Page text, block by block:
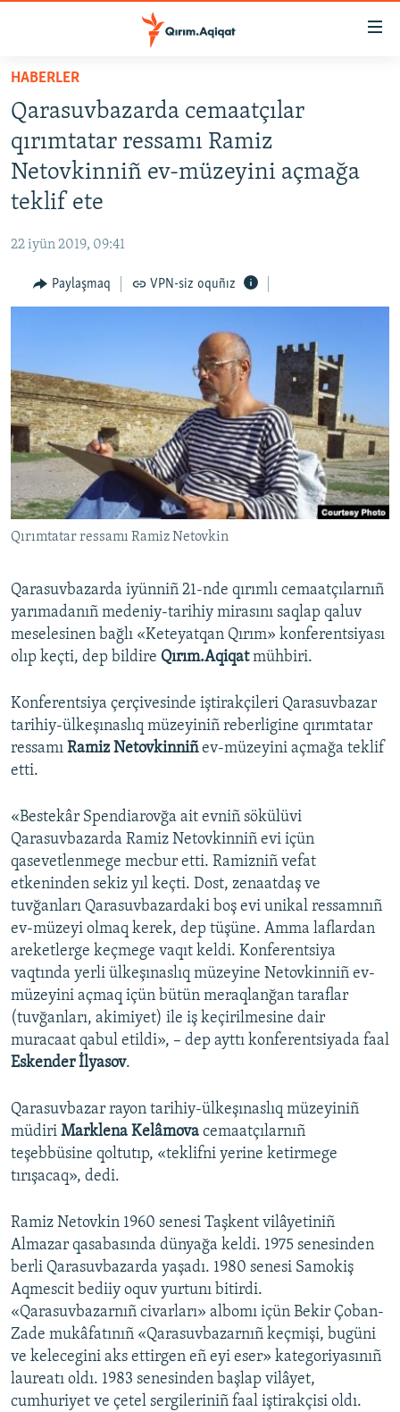
Esas
qaytmaq
Baş
navigatsiyağa
qaytmaq
Qıdıruvğa
SİYASET
İQTİSADİYAT
CEMİYET
İNSAN AQLARI
VİDEO
FİKİR
Русский
Українською
QOŞULIÑIZ!
RFE/RS bütün saytları
HABERLER
Qarasuvbazarda cemaatçılar
qırımtatar ressamı Ramiz
Netovkinniñ ev-müzeyini açmağa
teklif ete
22 iyün 2019, 09:41
Paylaşmaq VPN-siz oquñız
Qırımtatar ressamı Ramiz Netovkin
Qarasuvbazarda iyünniñ 21-nde qırımlı cemaatçılarnıñ
yarımadanıñ medeniy-tarihiy mirasını saqlap qaluv
meselesinen bağlı «Keteyatqan Qırım» konferentsiyası
olıp keçti, dep bildire Qırım.Aqiqatmühbiri.
Konferentsiya çerçivesinde iştirakçileri Qarasuvbazar
tarihiy-ülkeşınaslıq müzeyiniñ reberligine qırımtatar
ressamı Ramiz Netovkinniñev-müzeyini açmağa teklif
etti.
«Bestekâr Spendiarovğa ait evniñ sökülüvi
Qarasuvbazarda Ramiz Netovkinniñ evi içün
qasevetlenmege mecbur etti. Ramizniñ vefat
etkeninden sekiz yıl keçti. Dost, zenaatdaş ve
tuvğanları Qarasuvbazardaki boş evi unikal ressamnıñ
ev-müzeyi olmaq kerek, dep tüşüne. Amma laflardan
areketlerge keçmege vaqıt keldi. Konferentsiya
vaqtında yerli ülkeşınaslıq müzeyine Netovkinniñ ev-
müzeyini açmaq içün bütün meraqlanğan taraflar
(tuvğanları, akimiyet) ile iş keçirilmesine dair
muracaat qabul etildi», – dep ayttı konferentsiyada faal
Eskender İlyasov.
Qarasuvbazar rayon tarihiy-ülkeşınaslıq müzeyiniñ
müdiri Marklena Kelâmova cemaatçılarnıñ
teşebbüsine qoltutıp, «teklifni yerine ketirmege
tırışacaq», dedi.
Ramiz Netovkin 1960 senesi Taşkent vilâyetiniñ
Almazar qasabasında dünyağa keldi. 1975 senesinden
berli Qarasuvbazarda yaşadı. 1980 senesi Samokiş
Aqmescit bediiy oquv yurtunı bitirdi.
«Qarasuvbazarnıñ civarları» albomı içün Bekir Çoban-
Zade mukâfatınıñ «Qarasuvbazarnıñ keçmişi, bugüni
ve kelecegini aks ettirgen eñ eyi eser» kategoriyasınıñ
laureatı oldı. 1983 senesinden başlap vilâyet,
cumhuriyet ve çetel sergileriniñ faal iştirakçisi oldı.